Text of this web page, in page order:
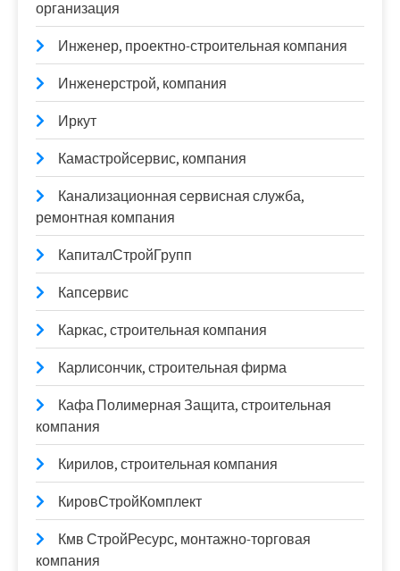
организация
Инженер, проектно-строительная компания
Инженерстрой, компания
Иркут
Камастройсервис, компания
Канализационная сервисная служба,
ремонтная компания
КапиталСтройГрупп
Капсервис
Каркас, строительная компания
Карлисончик, строительная фирма
Кафа Полимерная Защита, строительная
компания
Кирилов, строительная компания
КировСтройКомплект
Кмв СтройРесурс, монтажно-торговая
компания